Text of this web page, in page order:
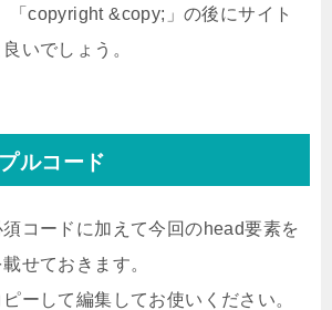
「copyright &copy;」の後にサイト
いでしょう。
ルコード
コードに加えて今回のhead要素を
せておきます。
ーして編集してお使いください。